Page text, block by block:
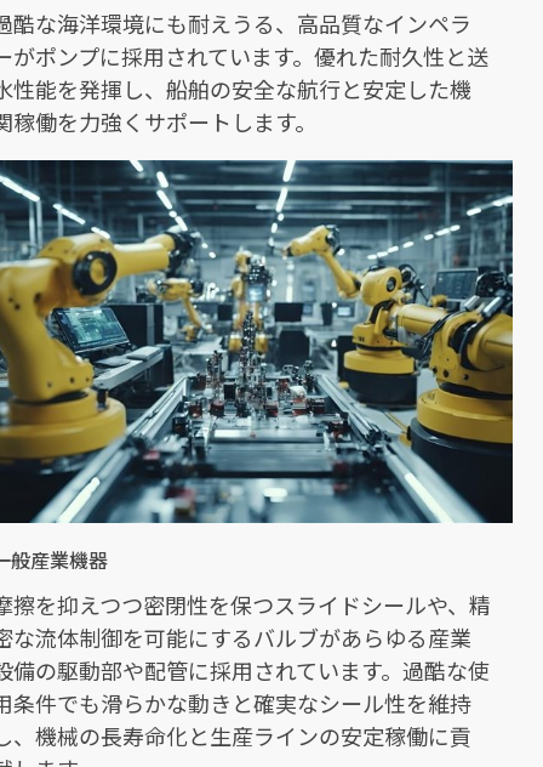
酷な海洋環境にも耐えうる、高品質なインペラ
がポンプに採用されています。優れた耐久性と送
性能を発揮し、船舶の安全な航行と安定した機
稼働を力強くサポートします。
般産業機器
擦を抑えつつ密閉性を保つスライドシールや、精
な流体制御を可能にするバルブがあらゆる産業
備の駆動部や配管に採用されています。過酷な使
条件でも滑らかな動きと確実なシール性を維持
、機械の長寿命化と生産ラインの安定稼働に貢